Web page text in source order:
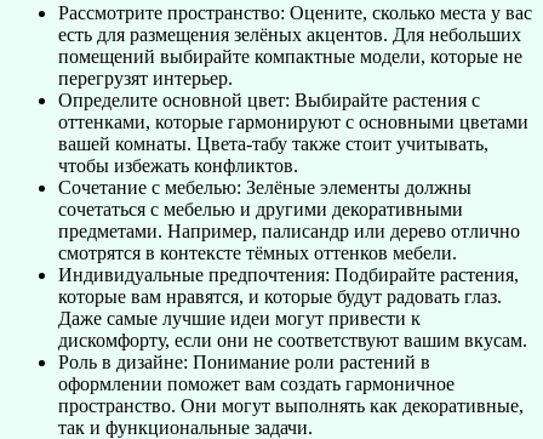
Рассмотрите пространство: Оцените, сколько места у вас
есть для размещения зелёных акцентов. Для небольших
помещений выбирайте компактные модели, которые не
перегрузят интерьер.
Определите основной цвет: Выбирайте растения с
оттенками, которые гармонируют с основными цветами
вашей комнаты. Цвета-табу также стоит учитывать,
чтобы избежать конфликтов.
Сочетание с мебелью: Зелёные элементы должны
сочетаться с мебелью и другими декоративными
предметами. Например, палисандр или дерево отлично
смотрятся в контексте тёмных оттенков мебели.
Индивидуальные предпочтения: Подбирайте растения,
которые вам нравятся, и которые будут радовать глаз.
Даже самые лучшие идеи могут привести к
дискомфорту, если они не соответствуют вашим вкусам.
Роль в дизайне: Понимание роли растений в
оформлении поможет вам создать гармоничное
пространство. Они могут выполнять как декоративные,
так и функциональные задачи.